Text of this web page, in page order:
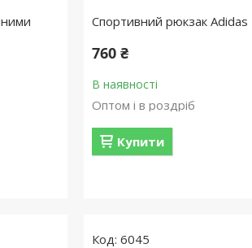
Спортивний рюкзак Adidas
760 ₴
В наявності
Оптом і в роздріб
Купити
6045